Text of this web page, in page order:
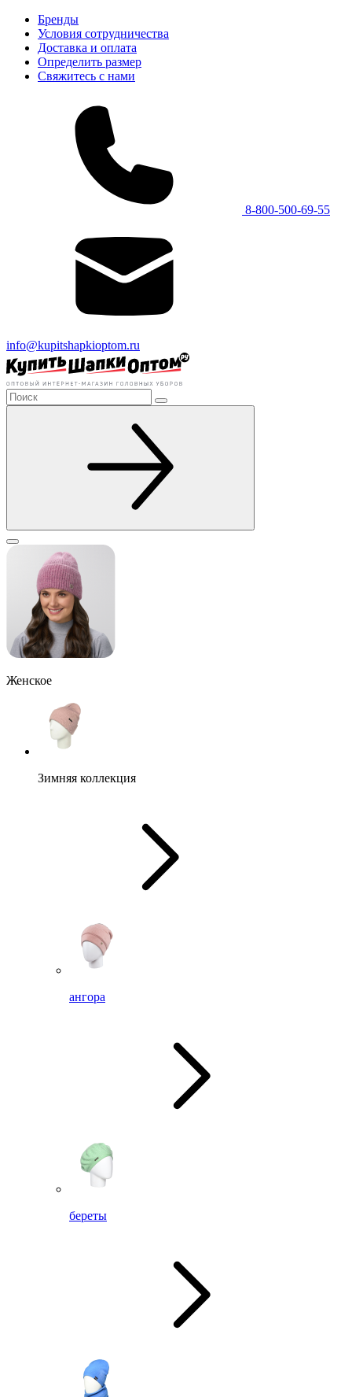
Бренды
Условия сотрудничества
Доставка и оплата
Определить размер
Свяжитесь с нами
8-800-500-69-55
info@kupitshapkioptom.ru
Женское
Зимняя коллекция
ангора
береты